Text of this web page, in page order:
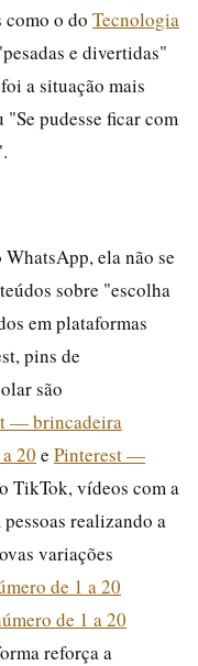
como o do Tecnologia
e divertidas"
a situação mais
pudesse ficar com
ela não se
sobre "escolha
em plataformas
pins de
são
— brincadeira
20 e Pinterest —
TikTok, vídeos com a
realizando a
variações
de 1 a 20
de 1 a 20
reforça a